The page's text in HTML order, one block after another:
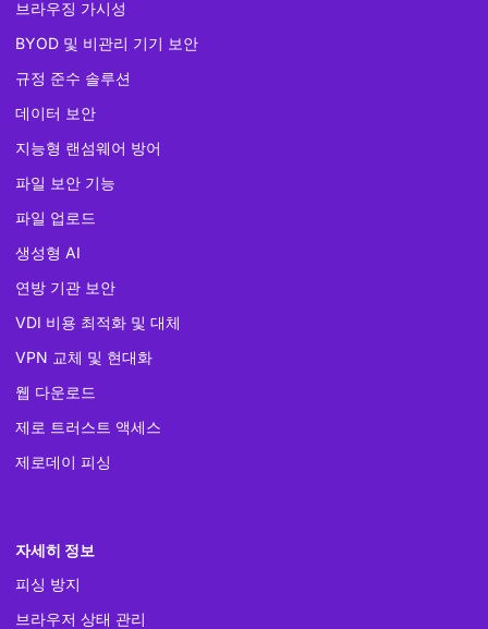
브라우징 가시성
BYOD 및 비관리 기기 보안
규정 준수 솔루션
데이터 보안
지능형 랜섬웨어 방어
파일 보안 기능
파일 업로드
생성형 AI
연방 기관 보안
VDI 비용 최적화 및 대체
VPN 교체 및 현대화
웹 다운로드
제로 트러스트 액세스
제로데이 피싱
자세히 정보
피싱 방지
브라우저 상태 관리